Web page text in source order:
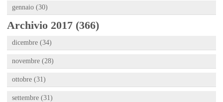
gennaio (30)
Archivio 2017 (366)
dicembre (34)
novembre (28)
ottobre (31)
settembre (31)